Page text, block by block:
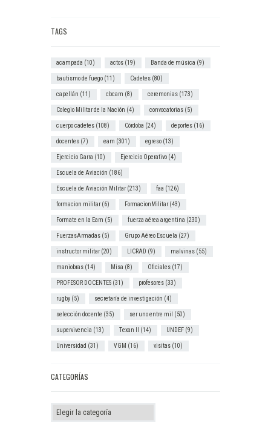
TAGS
acampada (10) actos (19) Banda de música (9)
bautismo de fuego (11) Cadetes (80)
capellán (11) cbcam (8) ceremonias (173)
Colegio Militar de la Nación (4) convocatorias (5)
cuerpo cadetes (108) Córdoba (24) deportes (16)
docentes (7) eam (301) egreso (13)
Ejercicio Garra (10) Ejercicio Operativo (4)
Escuela de Aviación (186)
Escuela de Aviación Militar(213) faa (126)
formacion militar(6) FormacionMilitar(43)
Formate en la Eam (5) fuerza aérea argentina (230)
FuerzasArmadas (5) Grupo Aéreo Escuela (27)
instructor militar(20) LICRAD (9) malvinas (55)
maniobras (14) Misa (8) Oficiales (17)
PROFESOR DOCENTES (31) profesores (33)
rugby (5) secretaría de investigación (4)
selección docente (35) ser uno entre mil (50)
supervivencia (13) Texan II (14) UNDEF (9)
Universidad (31) VGM (16) visitas (10)
CATEGORÍAS
Categorías